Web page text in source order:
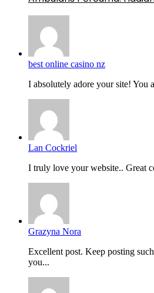
best online casino nz
I absolutely adore your site! You
Lan Cockriel
I truly love your website.. Great
Grazyna Nora
Excellent post. Keep posting
you...